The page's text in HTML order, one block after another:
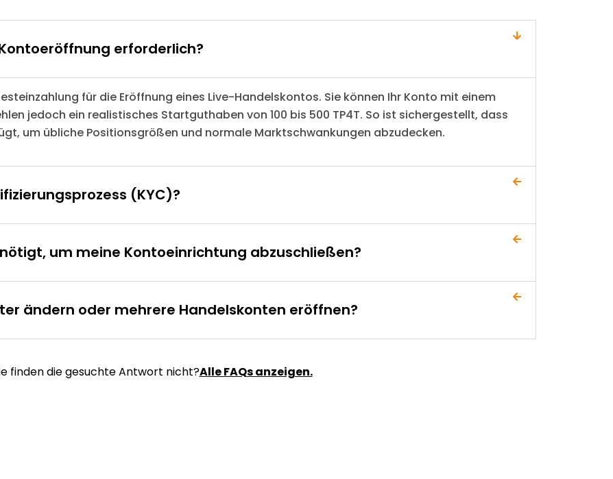
erforderlich?
für die Eröffnung eines Live-Handelskontos. Sie können Ihr Konto mit einem
jedoch ein realistisches Startguthaben von 100 bis 500 TP4T. So ist sichergestellt, dass
um übliche Positionsgrößen und normale Marktschwankungen abzudecken.
(KYC)?
um meine Kontoeinrichtung abzuschließen?
ändern oder mehrere Handelskonten eröffnen?
finden die gesuchte Antwort nicht?Alle FAQs anzeigen.